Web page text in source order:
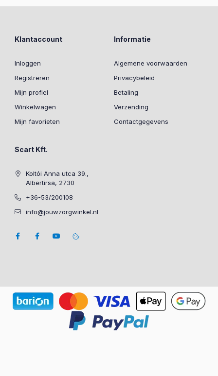
Klantaccount
Inloggen
Registreren
Mijn profiel
Winkelwagen
Mijn favorieten
Informatie
Algemene voorwaarden
Privacybeleid
Betaling
Verzending
Contactgegevens
Scart Kft.
Koltói Anna utca 39.,
Albertirsa, 2730
+36-53/200108
info@jouwzorgwinkel.nl